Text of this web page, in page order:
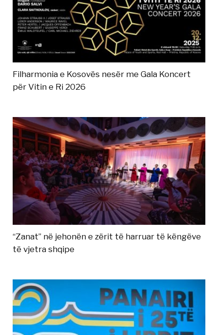
Filharmonia e Kosovës nesër me Gala Koncert
për Vitin e Ri 2026
“Zanat” në jehonën e zërit të harruar të këngëve
të vjetra shqipe